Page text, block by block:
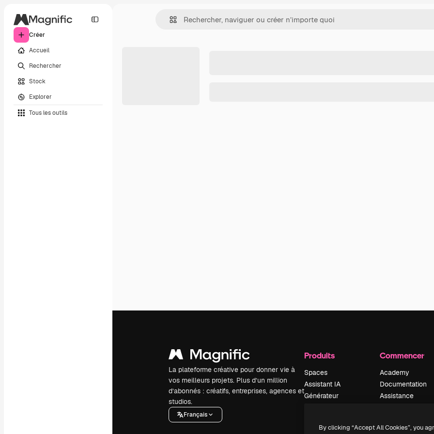
Créer
Accueil
Rechercher
Stock
Explorer
Tous les outils
La plateforme créative pour donner vie à
vos meilleurs projets. Plus d’un million
d’abonnés : créatifs, entreprises, agences et
studios.
Français
Produits
Spaces
Assistant IA
Générateur
vidéos IA
Commencer
Academy
Documentation
Assistance
Politique de
By clicking “Accept All Cookies”, you